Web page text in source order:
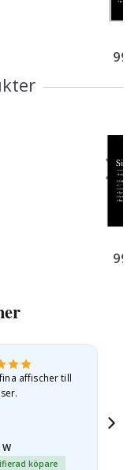
affischer till
köpare